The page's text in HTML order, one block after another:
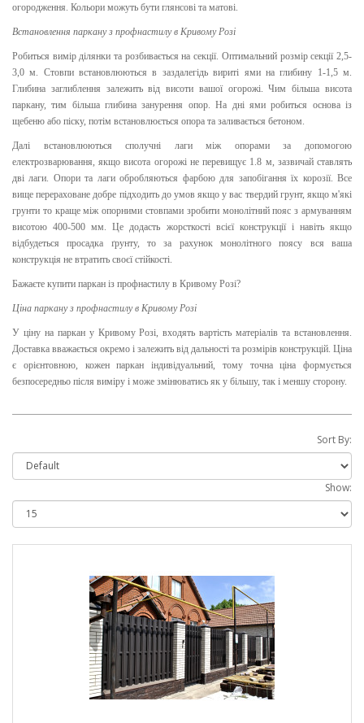
огородження. Кольори можуть бути глянсові та матові.
Встановлення паркану з профнастилу в Кривому Розі
Робиться вимір ділянки та розбивається на секції. Оптимальний розмір секції 2,5-
3,0 м. Стовпи встановлюються в заздалегідь вириті ями на глибину 1-1,5 м.
Глибина заглиблення залежить від висоти вашої огорожі. Чим більша висота
паркану, тим більша глибина занурення опор. На дні ями робиться основа із
щебеню або піску, потім встановлюється опора та заливається бетоном.
Далі встановлюються сполучні лаги між опорами за допомогою
електрозварювання, якщо висота огорожі не перевищує 1.8 м, зазвичай ставлять
дві лаги. Опори та лаги обробляються фарбою для запобігання їх корозії. Все
вище перераховане добре підходить до умов якщо у вас твердий грунт, якщо м'які
грунти то краще між опорними стовпами зробити монолітний пояс з армуванням
висотою 400-500 мм. Це додасть жорсткості всієї конструкції і навіть якщо
відбудеться просадка ґрунту, то за рахунок монолітного поясу вся ваша
конструкція не втратить своєї стійкості.
Бажаєте купити паркан із профнастилу в Кривому Розі?
Ціна паркану з профнастилу в Кривому Розі
У ціну на паркан у Кривому Розі, входять вартість матеріалів та встановлення.
Доставка вважається окремо і залежить від дальності та розмірів конструкцій. Ціна
є орієнтовною, кожен паркан індивідуальний, тому точна ціна формується
безпосередньо після виміру і може змінюватись як у більшу, так і меншу сторону.
Sort By:
Show: